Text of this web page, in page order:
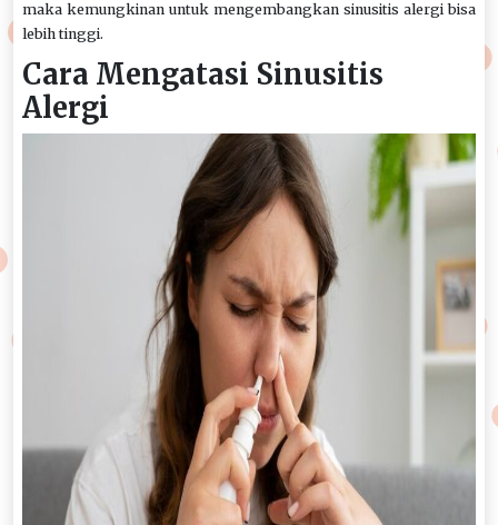
maka kemungkinan untuk mengembangkan sinusitis alergi bisa
lebih tinggi.
Cara Mengatasi Sinusitis
Alergi